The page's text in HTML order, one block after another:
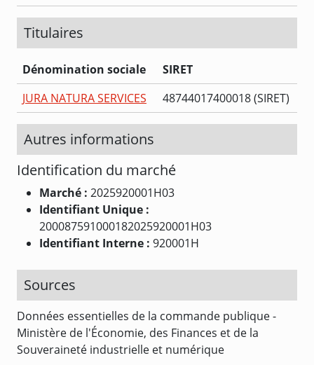
Titulaires
Dénomination sociale
SIRET
JURA NATURA SERVICES
48744017400018 (SIRET)
Autres informations
Identification du marché
Marché : 2025920001H03
Identifiant Unique :
200087591000182025920001H03
Identifiant Interne : 920001H
Sources
Données essentielles de la commande publique -
Ministère de l'Économie, des Finances et de la
Souveraineté industrielle et numérique